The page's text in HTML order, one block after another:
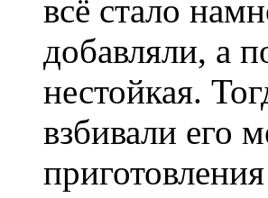
всё стало
добавляли, а
нестойкая.
взбивали его